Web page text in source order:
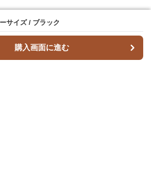
サイズ / ブラック
購入画面に進む
サイズ / ブラック
購入画面に進む